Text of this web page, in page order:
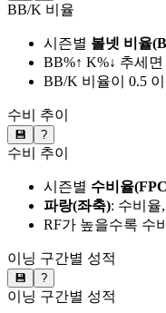
BB/K 비율
시즌별 볼넷 비율
BB%↑ K%↓ 추세
BB/K 비율이 0.5
수비 추이
💾 ?
수비 추이
시즌별 수비율
파랑(좌축): 수비율,
RF가 높을수록 수
이닝 구간별 성적
💾 ?
이닝 구간별 성적